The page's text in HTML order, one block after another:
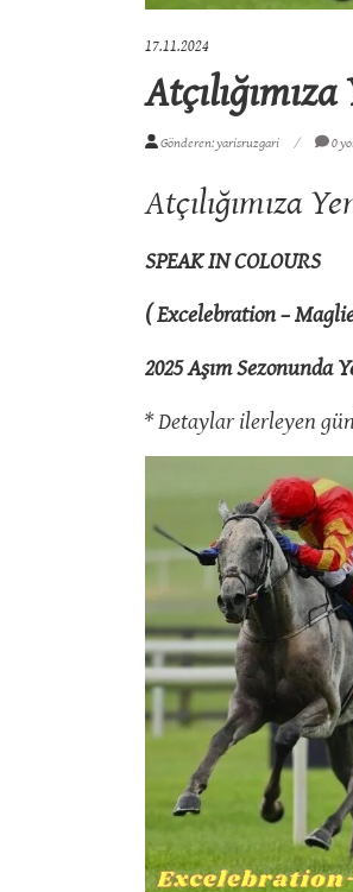
17.11.2024
Gönderen: yarisruzgari 0
Atçılığımıza
SPEAK IN COLOURS
( Excelebration –
2025 Aşım
* Detaylar ilerleyen